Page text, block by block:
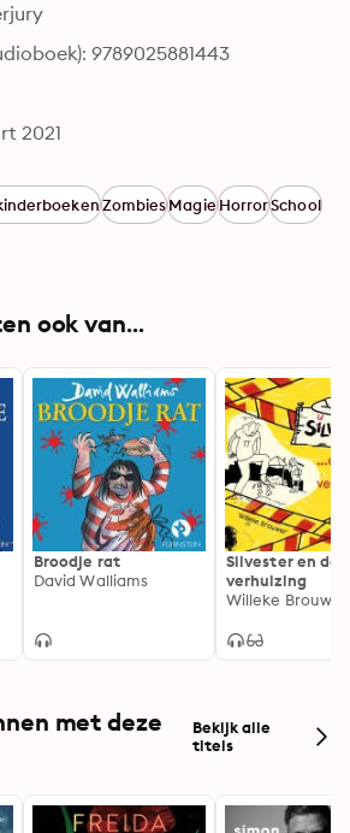
9789025881443
2021
ZombiesMagieHorrorSchool
ook van...
Broodje rat
David Walliams
Silvester en de
verhuizing
Willeke Brouwer
met deze
Bekijk alle
titels